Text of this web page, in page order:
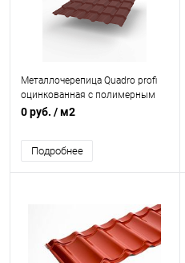
Металлочерепица Quadro profi
оцинкованная с полимерным
покрытием 0,45х1159мм RAL
0 руб. / м2
Подробнее